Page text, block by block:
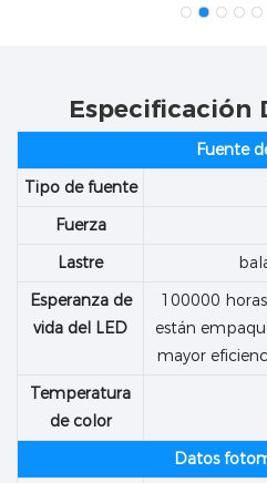
Especificación
Fuente
Tipo de fuente
Fuerza
Lastre
Esperanza de
vida del LED
100000
están
mayor
Temperatura
de color
Datos